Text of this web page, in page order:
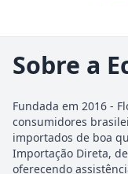
Sobre a
Fundada em 2016 -
consumidores
importados de boa
Importação Direta,
oferecendo